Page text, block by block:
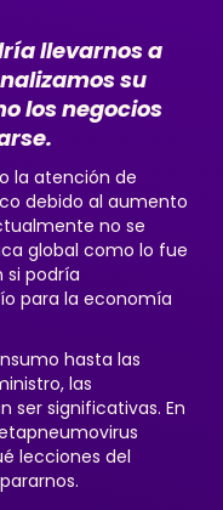
llevarnos a
su
los negocios
la atención de
debido al aumento
no se
global como lo fue
si podría
para la economía
hasta las
las
ser significativas. En
lecciones del